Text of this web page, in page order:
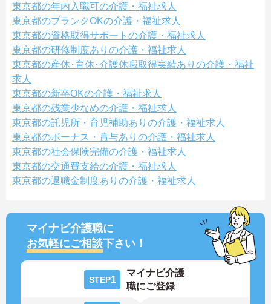
東京都の年内入職可の介護・福祉求人
東京都のブランクOKの介護・福祉求人
東京都の資格取得サポートの介護・福祉求人
東京都の研修制度ありの介護・福祉求人
東京都の産休･育休･介護休暇取得実績ありの介護・福祉
求人
東京都の新卒OKの介護・福祉求人
東京都の残業少なめの介護・福祉求人
東京都の託児所・育児補助ありの介護・福祉求人
東京都のボーナス・賞与ありの介護・福祉求人
東京都の社会保険完備の介護・福祉求人
東京都の交通費支給の介護・福祉求人
東京都の退職金制度ありの介護・福祉求人
マイナビ介護職に
お気軽にご相談下さい！
STEP1
マイナビ介護
職にご登録